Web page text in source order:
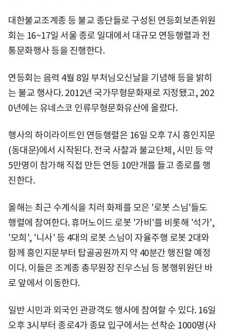
대한불교조계종 등 불교 종단들로 구성된 연등회보존위원
회는 16~17일 서울 종로 일대에서 대규모 연등행렬과 전
통문화행사 등을 진행한다.
연등회는 음력 4월 8일 부처님오신날을 기념해 등을 밝히
는 불교 행사다. 2012년 국가무형문화재로 지정됐고, 202
0년에는 유네스코 인류무형문화유산에 올랐다.
행사의 하이라이트인 연등행렬은 16일 오후 7시 흥인지문
(동대문)에서 시작된다. 전국 사찰과 불교단체, 시민 등 약
5만명이 참가해 직접 만든 연등 10만개를 들고 종로를 행
진한다.
올해는 최근 수계식을 치러 화제를 모은 '로봇 스님'들도
행렬에 참여한다. 휴머노이드 로봇 '가비'를 비롯해 '석가',
'모희', '니사' 등 4대의 로봇 스님이 자율주행 로봇 2대와
함께 흥인지문부터 탑골공원까지 약 40분간 행진할 예정
이다. 이들은 조계종 총무원장 진우스님 등 봉행위원단 바
로 앞에서 이동한다.
일반 시민과 외국인 관광객도 행사에 참여할 수 있다. 16일
오후 3시부터 종로4가 종묘 입구에서는 선착순 1000명(사